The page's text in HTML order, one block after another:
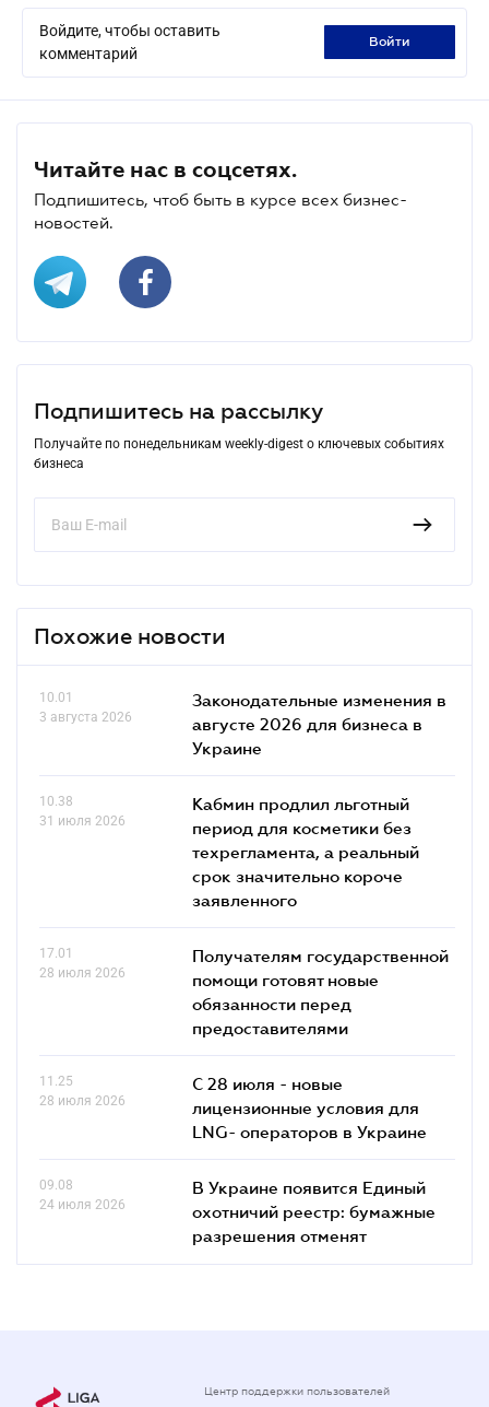
Войдите, чтобы оставить
комментарий
войти
Читайте нас в соцсетях.
Подпишитесь, чтоб быть в курсе всех бизнес-
новостей.
Подпишитесь на рассылку
Получайте по понедельникам weekly-digest о ключевых событиях
бизнеса
Похожие новости
10.01
3 августа 2026
Законодательные изменения в
августе 2026 для бизнеса в
Украине
10.38
31 июля 2026
Кабмин продлил льготный
период для косметики без
техрегламента, а реальный
срок значительно короче
заявленного
17.01
28 июля 2026
Получателям государственной
помощи готовят новые
обязанности перед
предоставителями
11.25
28 июля 2026
С 28 июля - новые
лицензионные условия для
LNG- операторов в Украине
09.08
24 июля 2026
В Украине появится Единый
охотничий реестр: бумажные
разрешения отменят
Центр поддержки пользователей